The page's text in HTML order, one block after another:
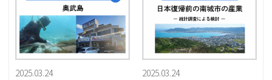
2025.03.24
2025.03.24